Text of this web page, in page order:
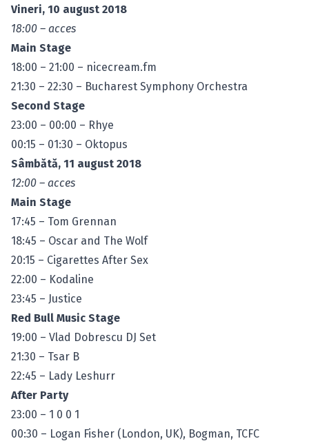
Vineri, 10 august 2018
18:00 – acces
Main Stage
18:00 – 21:00 – nicecream.fm
21:30 – 22:30 – Bucharest Symphony Orchestra
Second Stage
23:00 – 00:00 – Rhye
00:15 – 01:30 – Oktopus
Sâmbătă, 11 august 2018
12:00 – acces
Main Stage
17:45 – Tom Grennan
18:45 – Oscar and The Wolf
20:15 – Cigarettes After Sex
22:00 – Kodaline
23:45 – Justice
Red Bull Music Stage
19:00 – Vlad Dobrescu DJ Set
21:30 – Tsar B
22:45 – Lady Leshurr
After Party
23:00 – 1 0 0 1
00:30 – Logan Fisher (London, UK), Bogman, TCFC